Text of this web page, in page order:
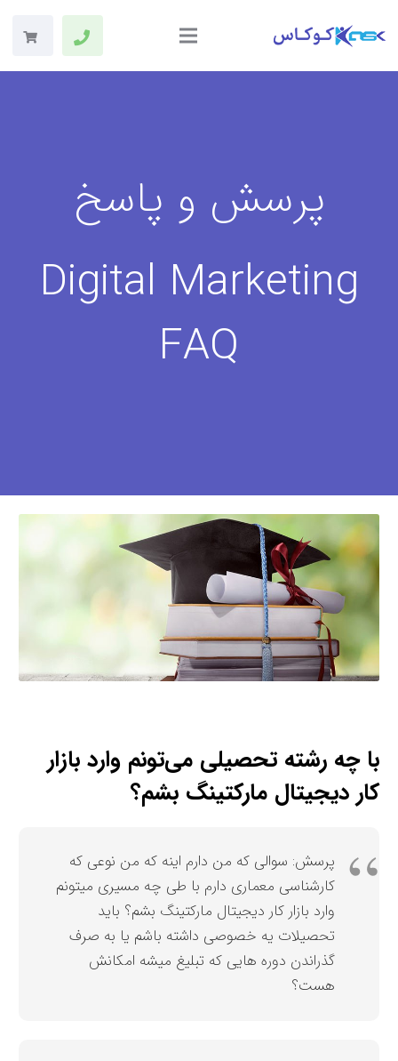
پرسش و پاسخ
Digital Marketing
FAQ
با چه رشته تحصیلی می‌تونم وارد بازار
کار دیجیتال مارکتینگ بشم؟
پرسش: سوالی که من دارم اینه که من نوعی که
کارشناسی معماری دارم با طی چه مسیری میتونم
وارد بازار کار دیجیتال مارکتینگ بشم؟ باید
تحصیلات یه خصوصی داشته باشم یا به صرف
گذراندن دوره هایی که تبلیغ میشه امکانش
هست؟